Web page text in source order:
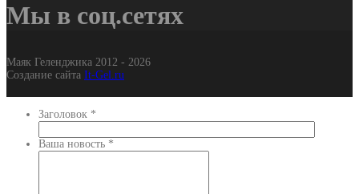
Мы в соц.сетях
Маяк Геленджика 2012 - 2026
Создание сайта It-Gel.ru
Заголовок *
Ваша новость *